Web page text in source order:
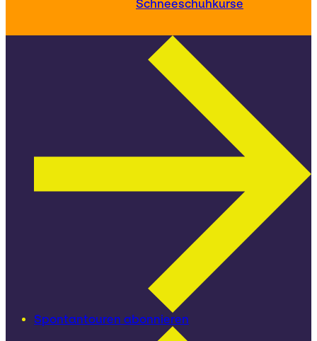
Schneeschuhkurse
Spontantouren abonnieren